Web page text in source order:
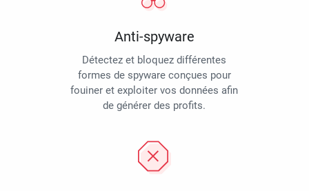
Anti-spyware
Détectez et bloquez différentes
formes de spyware conçues pour
fouiner et exploiter vos données afin
de générer des profits.